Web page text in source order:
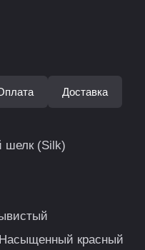
Доставка
шелк (Silk)
красный